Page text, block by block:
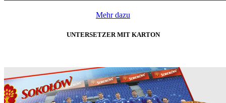
Mehr dazu
UNTERSETZER MIT KARTON